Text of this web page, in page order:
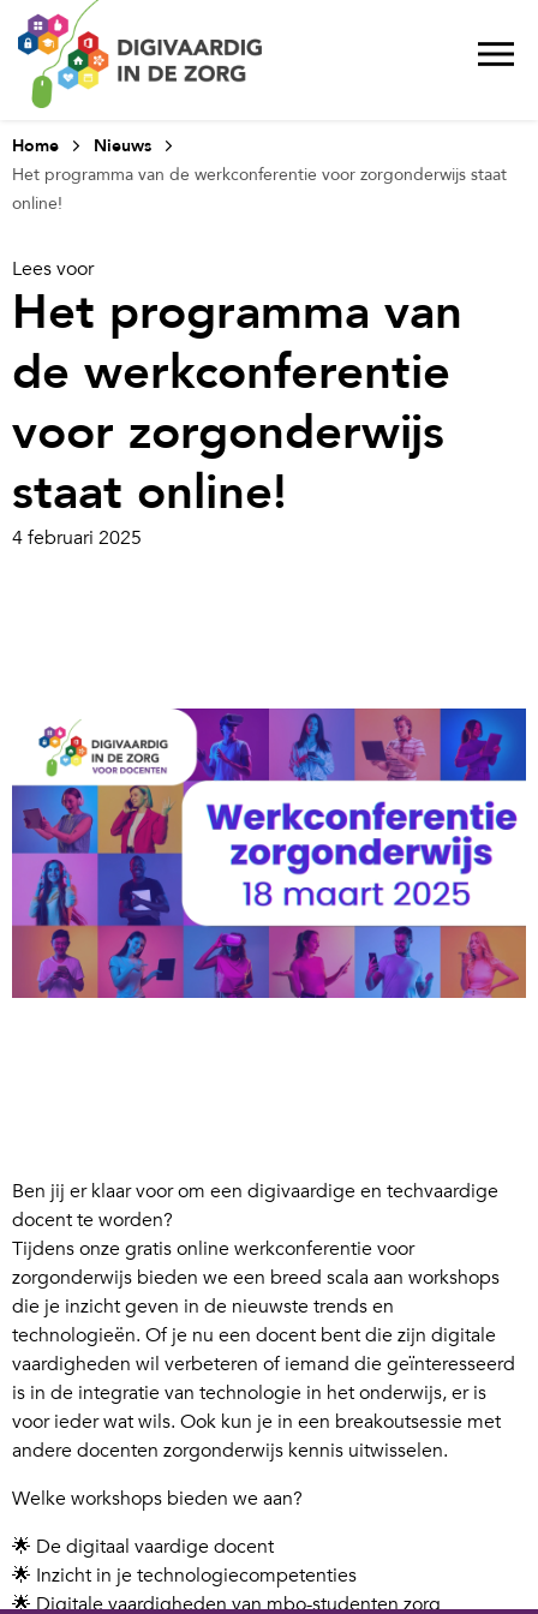
Home
Nieuws
Het programma van de werkconferentie voor zorgonderwijs staat
online!
Lees voor
Het programma van
de werkconferentie
voor zorgonderwijs
staat online!
4 februari 2025
Ben jij er klaar voor om een digivaardige en techvaardige
docent te worden?
Tijdens onze gratis online werkconferentie voor
zorgonderwijs bieden we een breed scala aan workshops
die je inzicht geven in de nieuwste trends en
technologieën. Of je nu een docent bent die zijn digitale
vaardigheden wil verbeteren of iemand die geïnteresseerd
is in de integratie van technologie in het onderwijs, er is
voor ieder wat wils. Ook kun je in een breakoutsessie met
andere docenten zorgonderwijs kennis uitwisselen.
Welke workshops bieden we aan?
🌟 De digitaal vaardige docent
🌟 Inzicht in je technologiecompetenties
🌟 Digitale vaardigheden van mbo-studenten zorg